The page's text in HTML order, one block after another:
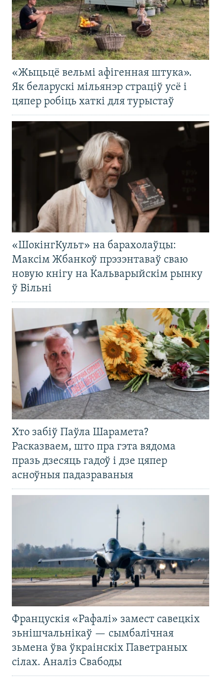
«Жыцьцё вельмі афігенная штука».
Як беларускі мільянэр страціў усё і
цяпер робіць хаткі для турыстаў
«ШокінгКульт» на барахолаўцы:
Максім Жбанкоў прэзэнтаваў сваю
новую кнігу на Кальварыйскім рынку
ў Вільні
Хто забіў Паўла Шарамета?
Расказваем, што пра гэта вядома
празь дзесяць гадоў і дзе цяпер
асноўныя падазраваныя
Францускія «Рафалі» замест савецкіх
зьнішчальнікаў — сымбалічная
зьмена ўва ўкраінскіх Паветраных
сілах. Аналіз Свабоды